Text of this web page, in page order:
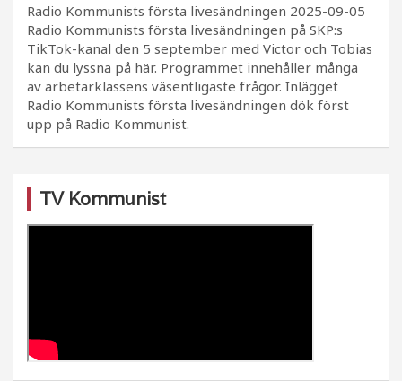
Radio Kommunists första livesändningen 2025-09-05
Radio Kommunists första livesändningen på SKP:s
TikTok-kanal den 5 september med Victor och Tobias
kan du lyssna på här. Programmet innehåller många
av arbetarklassens väsentligaste frågor. Inlägget
Radio Kommunists första livesändningen dök först
upp på Radio Kommunist.
TV Kommunist